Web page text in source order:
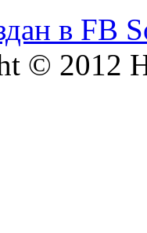
в FB
© 2012